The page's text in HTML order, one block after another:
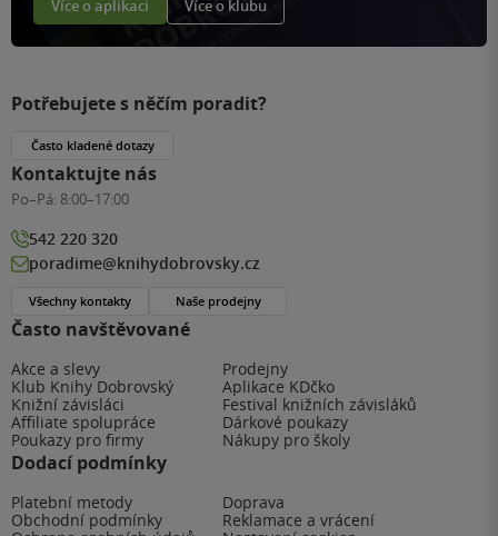
Více o aplikaci Více o klubu
Často navštěvované
Akce a slevy
Prodejny
Klub Knihy Dobrovský
Aplikace KDčko
Knižní závisláci
Festival knižních závisláků
Affiliate spolupráce
Dárkové poukazy
Poukazy pro firmy
Nákupy pro školy
Dodací podmínky
Platební metody
Doprava
Obchodní podmínky
Reklamace a vrácení
Potřebujete s něčím poradit?
Často kladené dotazy
Kontaktujte nás
Po–Pá: 8:00–17:00
542 220 320
poradime@knihydobrovsky.cz
Všechny kontakty Naše prodejny